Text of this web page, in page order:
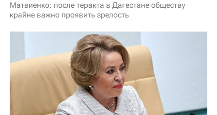
Матвиенко: после теракта в Дагестане обществу
крайне важно проявить зрелость